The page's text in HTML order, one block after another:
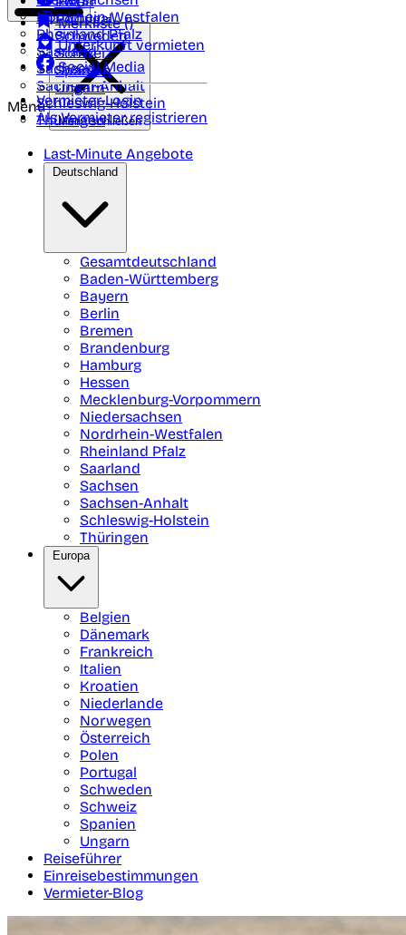
Nordrhein-Westfalen
Rheinland Pfalz
Saarland
Sachsen
Sachsen-Anhalt
Schleswig-Holstein
Thüringen
Portugal
Schweden
Schweiz
Spanien
Ungarn
Merkliste ()
Unterkunft vermieten
Social Media
Vermieter-Login
Als Vermieter registrieren
Menü
Menü schließen
Last-Minute Angebote
Deutschland
Gesamtdeutschland
Baden-Württemberg
Bayern
Berlin
Bremen
Brandenburg
Hamburg
Hessen
Mecklenburg-Vorpommern
Niedersachsen
Nordrhein-Westfalen
Rheinland Pfalz
Saarland
Sachsen
Sachsen-Anhalt
Schleswig-Holstein
Thüringen
Europa
Belgien
Dänemark
Frankreich
Italien
Kroatien
Niederlande
Norwegen
Österreich
Polen
Portugal
Schweden
Schweiz
Spanien
Ungarn
Reiseführer
Einreisebestimmungen
Vermieter-Blog